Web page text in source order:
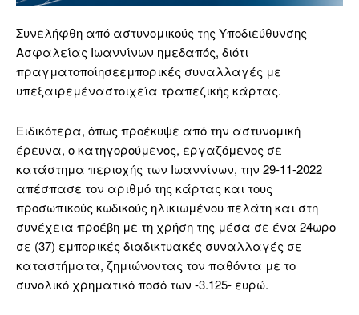
Συνελήφθη από αστυνομικούς της Υποδιεύθυνσης
Ασφαλείας Ιωαννίνων ημεδαπός, διότι
πραγματοποίησεεμπορικές συναλλαγές με
υπεξαιρεμέναστοιχεία τραπεζικής κάρτας.
Ειδικότερα, όπως προέκυψε από την αστυνομική
έρευνα, ο κατηγορούμενος, εργαζόμενος σε
κατάστημα περιοχής των Ιωαννίνων, την 29-11-2022
απέσπασε τον αριθμό της κάρτας και τους
προσωπικούς κωδικούς ηλικιωμένου πελάτη και στη
συνέχεια προέβη με τη χρήση της μέσα σε ένα 24ωρο
σε (37) εμπορικές διαδικτυακές συναλλαγές σε
καταστήματα, ζημιώνοντας τον παθόντα με το
συνολικό χρηματικό ποσό των -3.125- ευρώ.